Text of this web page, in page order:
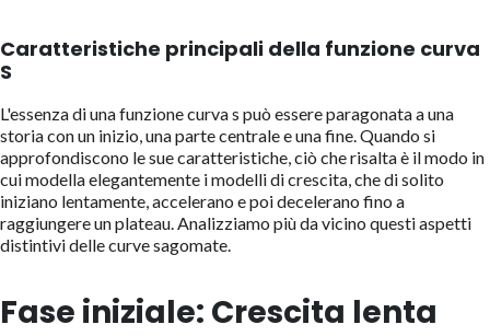
Caratteristiche principali della funzione curva
S
L'essenza di una funzione curva s può essere paragonata a una
storia con un inizio, una parte centrale e una fine. Quando si
approfondiscono le sue caratteristiche, ciò che risalta è il modo in
cui modella elegantemente i modelli di crescita, che di solito
iniziano lentamente, accelerano e poi decelerano fino a
raggiungere un plateau. Analizziamo più da vicino questi aspetti
distintivi delle curve sagomate.
Fase iniziale: Crescita lenta